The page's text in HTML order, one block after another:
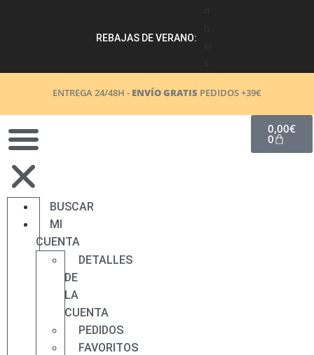
REBAJAS DE VERANO:
ENTREGA 24/48H - ENVÍO GRATIS PEDIDOS +39€
BUSCAR
MI
CUENTA
DETALLES
DE
LA
CUENTA
PEDIDOS
FAVORITOS
0,00€
0